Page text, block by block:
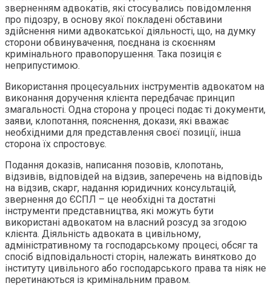
зверненням адвокатів, які стосувались повідомлення
про підозру, в основу якої покладені обставини
здійснення ними адвокатської діяльності, що, на думку
сторони обвинувачення, поєднана із скоєнням
кримінального правопорушення. Така позиція є
неприпустимою.
Використання процесуальних інструментів адвокатом на
виконання доручення клієнта передбачає принцип
змагальності. Одна сторона у процесі подає ті документи,
заяви, клопотання, пояснення, докази, які вважає
необхідними для представлення своєї позиції, інша
сторона їх спростовує.
Подання доказів, написання позовів, клопотань,
відзивів, відповідей на відзив, заперечень на відповідь
на відзив, скарг, надання юридичних консультацій,
звернення до ЄСПЛ – це необхідні та достатні
інструменти представництва, які можуть бути
використані адвокатом на власний розсуд за згодою
клієнта. Діяльність адвоката в цивільному,
адміністративному та господарському процесі, обсяг та
спосіб відповідальності сторін, належать винятково до
інституту цивільного або господарського права та ніяк не
перетинаються із кримінальним правом.